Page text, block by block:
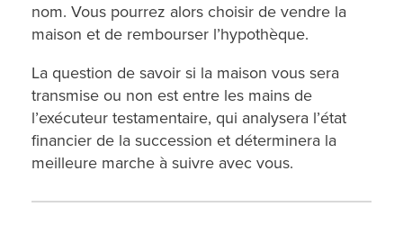
nom. Vous pourrez alors choisir de vendre la
maison et de rembourser l’hypothèque.
La question de savoir si la maison vous sera
transmise ou non est entre les mains de
l’exécuteur testamentaire, qui analysera l’état
financier de la succession et déterminera la
meilleure marche à suivre avec vous.